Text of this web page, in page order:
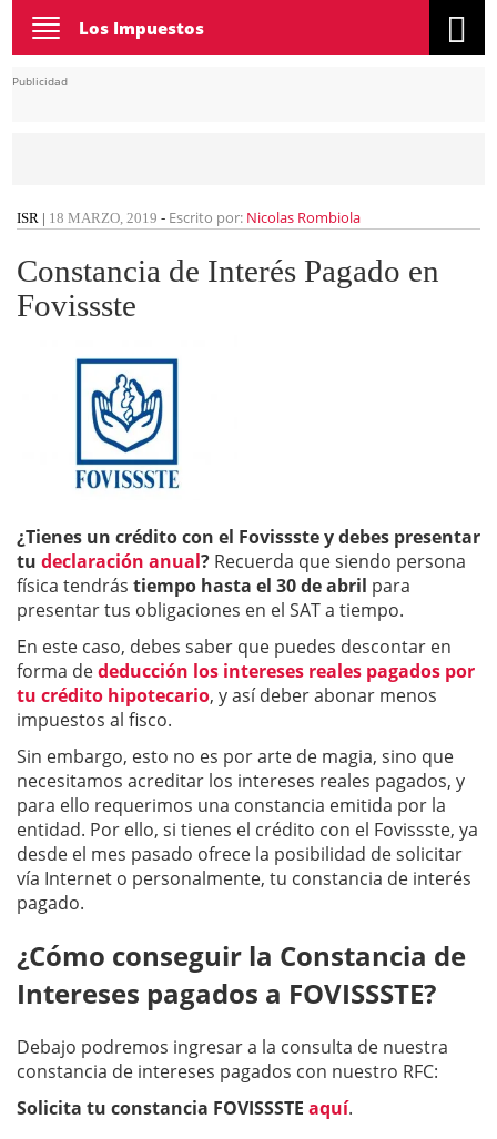
Toggle
navigation
Los Impuestos
Publicidad
ISR | 18 MARZO, 2019 - Escrito por: Nicolas Rombiola
Constancia de Interés Pagado en
Fovissste
¿Tienes un crédito con el Fovissste y debes presentar
tu declaración anual? Recuerda que siendo persona
física tendrás tiempo hasta el 30 de abril para
presentar tus obligaciones en el SAT a tiempo.
En este caso, debes saber que puedes descontar en
forma dededucción los intereses reales pagados por
tu crédito hipotecario, y así deber abonar menos
impuestos al fisco.
Sin embargo, esto no es por arte de magia, sino que
necesitamos acreditar los intereses reales pagados, y
para ello requerimos una constancia emitida por la
entidad. Por ello, si tienes el crédito con el Fovissste, ya
desde el mes pasado ofrece la posibilidad de solicitar
vía Internet o personalmente, tu constancia de interés
pagado.
¿Cómo conseguir la Constancia de
Intereses pagados a FOVISSSTE?
Debajo podremos ingresar a la consulta de nuestra
constancia de intereses pagados con nuestro RFC:
Solicita tu constancia FOVISSSTE aquí.